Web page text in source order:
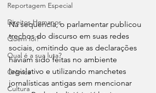
Reportagem Especial
Direitos Humanos
Quem foi?
Qual é a sua luta?
Crônica
Cultura
Na sequência, o parlamentar publicou
trechos do discurso em suas redes
sociais, omitindo que as declarações
haviam sido feitas no ambiente
legislativo e utilizando manchetes
jornalísticas antigas sem mencionar